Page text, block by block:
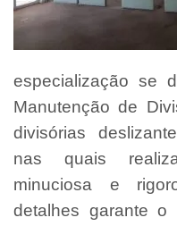
especialização se
Manutenção de
divisórias
nas quais
minuciosa e
detalhes garante o